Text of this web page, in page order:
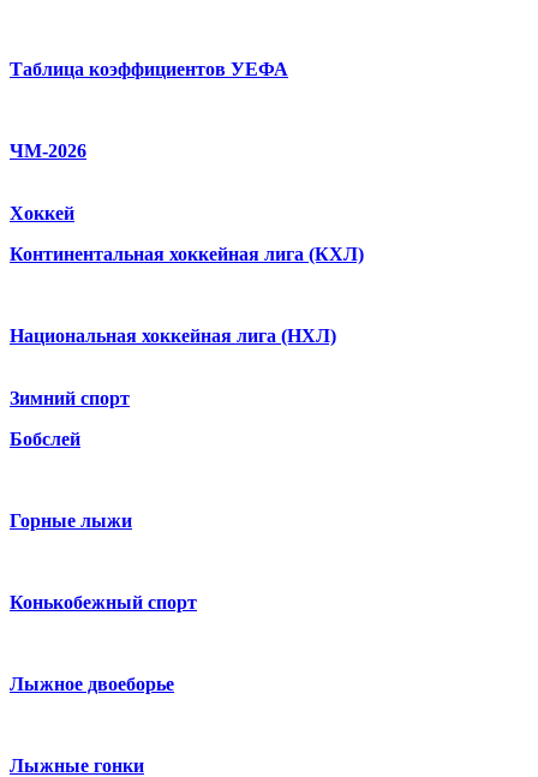
Таблица коэффициентов УЕФА
ЧМ-2026
Хоккей
Континентальная хоккейная лига (КХЛ)
Национальная хоккейная лига (НХЛ)
Зимний спорт
Бобслей
Горные лыжи
Конькобежный спорт
Лыжное двоеборье
Лыжные гонки